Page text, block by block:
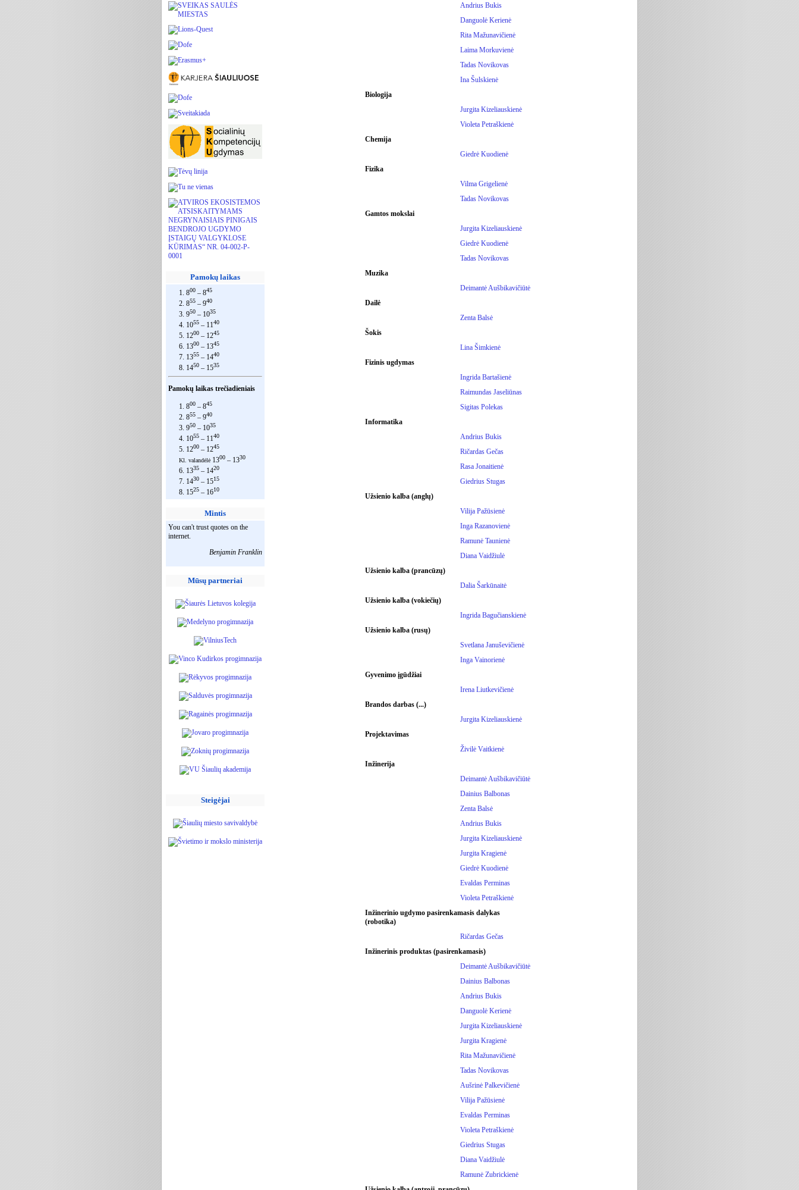
Pamokų laikas
1. 800 – 845
2. 855 – 940
3. 950 – 1035
4. 1055 – 1140
5. 1200 – 1245
6. 1300 – 1345
7. 1355 – 1440
8. 1450 – 1535
Pamokų laikas trečiadieniais
1. 800 – 845
2. 855 – 940
3. 950 – 1035
4. 1055 – 1140
5. 1200 – 1245
Kl. valandėlė 1300 – 1330
6. 1335 – 1420
7. 1430 – 1515
8. 1525 – 1610
Mintis
You can't trust quotes on the
internet.
Mūsų partneriai
Steigėjai
Andrius Bukis
Danguolė Kerienė
Rita Mažunavičienė
Laima Morkuvienė
Tadas Novikovas
Ina Šulskienė
Biologija
Jurgita Kizeliauskienė
Violeta Petraškienė
Chemija
Giedrė Kuodienė
Fizika
Vilma Grigelienė
Tadas Novikovas
Gamtos mokslai
Jurgita Kizeliauskienė
Giedrė Kuodienė
Tadas Novikovas
Muzika
Deimantė Aušbikavičiūtė
Dailė
Zenta Balsė
Šokis
Lina Šimkienė
Fizinis ugdymas
Ingrida Bartašienė
Raimundas Jaseliūnas
Sigitas Polekas
Informatika
Andrius Bukis
Ričardas Gečas
Rasa Jonaitienė
Giedrius Stugas
Užsienio kalba (anglų)
Vilija Pažūsienė
Inga Razanovienė
Ramunė Taunienė
Diana Vaidžiulė
Užsienio kalba (prancūzų)
Dalia Šarkūnaitė
Užsienio kalba (vokiečių)
Ingrida Bagučianskienė
Užsienio kalba (rusų)
Svetlana Januševičienė
Inga Vainorienė
Gyvenimo įgūdžiai
Irena Liutkevičienė
Brandos darbas (...)
Jurgita Kizeliauskienė
Projektavimas
Živilė Vaitkienė
Inžinerija
Deimantė Aušbikavičiūtė
Dainius Balbonas
Zenta Balsė
Andrius Bukis
Jurgita Kizeliauskienė
Jurgita Kragienė
Giedrė Kuodienė
Evaldas Perminas
Violeta Petraškienė
Inžinerinio ugdymo pasirenkamasis dalykas
(robotika)
Ričardas Gečas
Inžinerinis produktas (pasirenkamasis)
Deimantė Aušbikavičiūtė
Dainius Balbonas
Andrius Bukis
Danguolė Kerienė
Jurgita Kizeliauskienė
Jurgita Kragienė
Rita Mažunavičienė
Tadas Novikovas
Aušrinė Palkevičienė
Vilija Pažūsienė
Evaldas Perminas
Violeta Petraškienė
Giedrius Stugas
Diana Vaidžiulė
Ramunė Zubrickienė